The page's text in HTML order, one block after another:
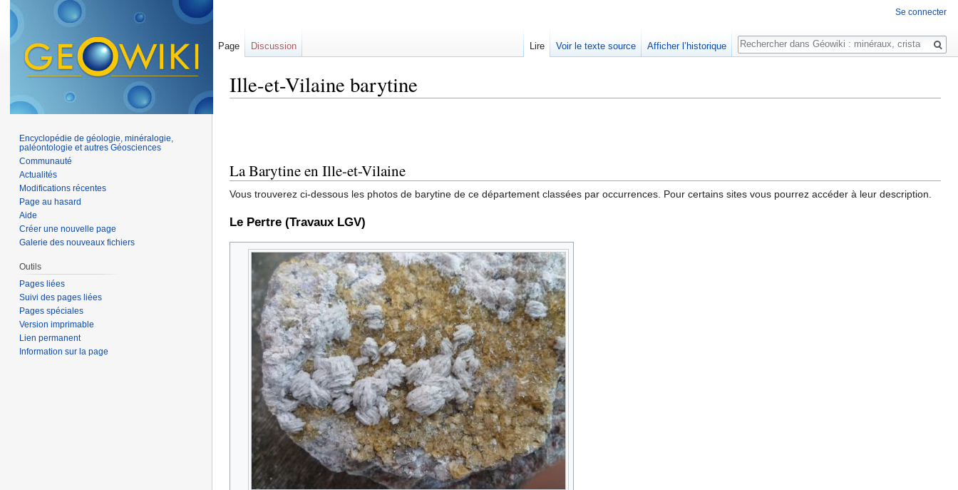
Ille-et-Vilaine barytine
La Barytine en Ille-et-Vilaine
Vous trouverez ci-dessous les photos de barytine de ce département classées par occurrences. Pour certains sites vous pourrez accéder à leur description.
Le Pertre (Travaux LGV)
Se connecter
Page Discussion Lire Voir le texte source Afficher l’historique
Rechercher
Encyclopédie de géologie, minéralogie,
paléontologie et autres Géosciences
Communauté
Actualités
Modifications récentes
Page au hasard
Aide
Créer une nouvelle page
Galerie des nouveaux fichiers
Outils
Pages liées
Suivi des pages liées
Pages spéciales
Version imprimable
Lien permanent
Information sur la page